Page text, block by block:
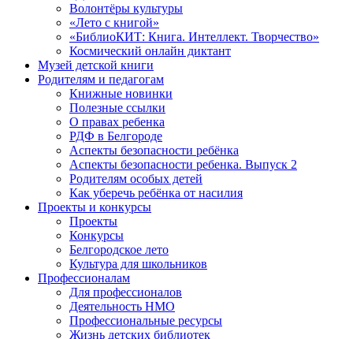
Волонтёры культуры
«Лето с книгой»
«БиблиоКИТ: Книга. Интеллект. Творчество»
Космический онлайн диктант
Музей детской книги
Родителям и педагогам
Книжные новинки
Полезные ссылки
О правах ребенка
РДФ в Белгороде
Аспекты безопасности ребёнка
Аспекты безопасности ребенка. Выпуск 2
Родителям особых детей
Как уберечь ребёнка от насилия
Проекты и конкурсы
Проекты
Конкурсы
Белгородское лето
Культура для школьников
Профессионалам
Для профессионалов
Деятельность НМО
Профессиональные ресурсы
Жизнь детских библиотек